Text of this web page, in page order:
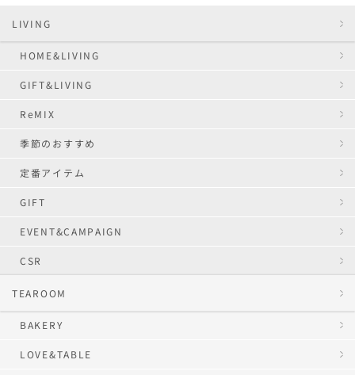
LIVING
HOME&LIVING
GIFT&LIVING
ReMIX
季節のおすすめ
定番アイテム
GIFT
EVENT&CAMPAIGN
CSR
TEAROOM
BAKERY
LOVE&TABLE